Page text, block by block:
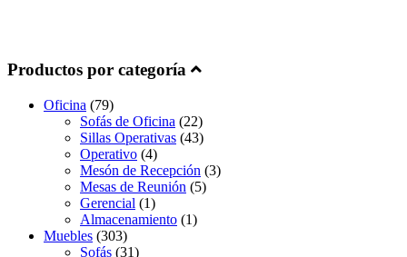
Productos por categoría
Oficina (79)
Sofás de Oficina (22)
Sillas Operativas (43)
Operativo (4)
Mesón de Recepción (3)
Mesas de Reunión (5)
Gerencial (1)
Almacenamiento (1)
Muebles (303)
Sofás (31)